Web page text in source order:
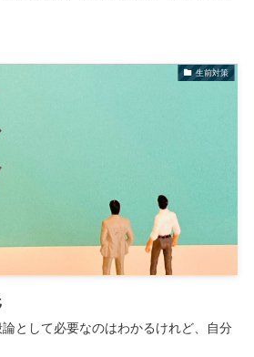
生前対策
として必要なのはわかるけれど、自分